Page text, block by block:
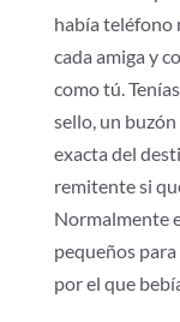
había teléfono
cada amiga y
como tú.
sello, un
exacta del
remitente si
Normalmente
pequeños
por el que